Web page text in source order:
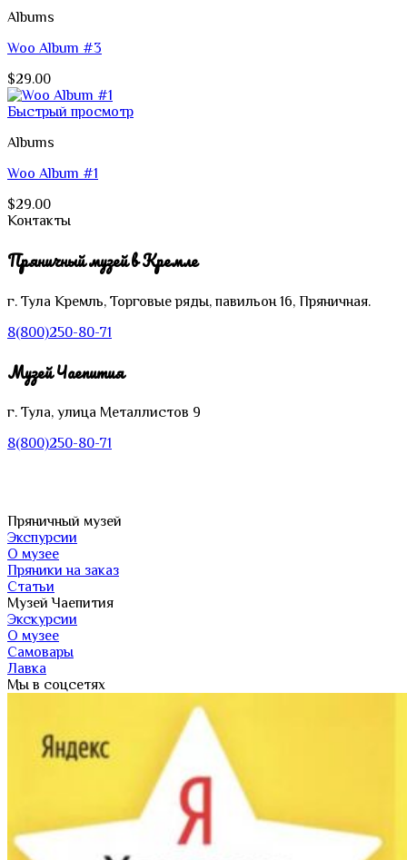
Albums
Woo Album #3
$29.00
Быстрый просмотр
Albums
Woo Album #1
$29.00
Контакты
Пряничный музей в Кремле
г. Тула Кремль, Торговые ряды, павильон 16, Пряничная.
8(800)250-80-71
Музей Чаепития
г. Тула, улица Металлистов 9
8(800)250-80-71
Пряничный музей
Экспурсии
О музее
Пряники на заказ
Статьи
Музей Чаепития
Экскурсии
О музее
Самовары
Лавка
Мы в соцсетях